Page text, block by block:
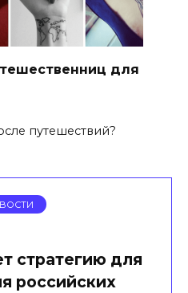
для
путешествий?
стратегию для
российских